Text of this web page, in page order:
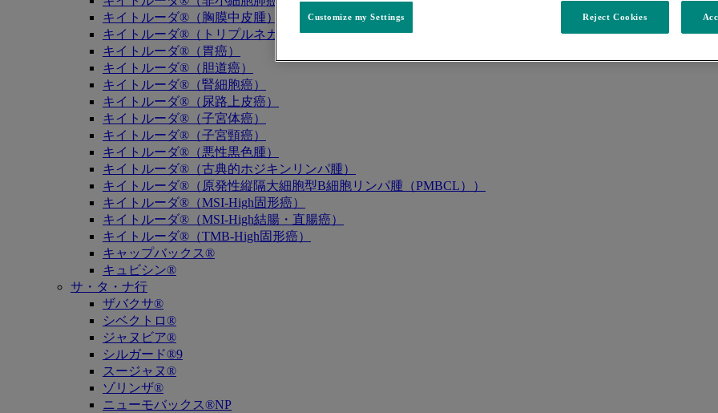
キイトルーダ®（胸膜中皮腫）
キイトルーダ®（トリプルネガティブ乳癌）
キイトルーダ®（胃癌）
キイトルーダ®（胆道癌）
キイトルーダ®（腎細胞癌）
キイトルーダ®（尿路上皮癌）
キイトルーダ®（子宮体癌）
キイトルーダ®（子宮頸癌）
キイトルーダ®（悪性黒色腫）
キイトルーダ®（古典的ホジキンリンパ腫）
キイトルーダ®（原発性縦隔大細胞型B細胞リンパ腫（PMBCL））
キイトルーダ®（MSI-High固形癌）
キイトルーダ®（MSI-High結腸・直腸癌）
キイトルーダ®（TMB-High固形癌）
キャップバックス®
キュビシン®
サ・タ・ナ行
ザバクサ®
シベクトロ®
ジャヌビア®
シルガード®9
スージャヌ®
ゾリンザ®
ニューモバックス®NP
Customize my Settings Reject Cookies